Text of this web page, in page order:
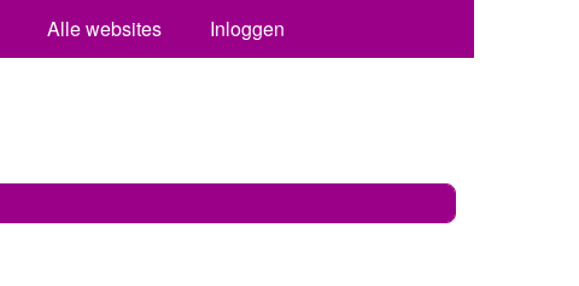
Alle websites Inloggen